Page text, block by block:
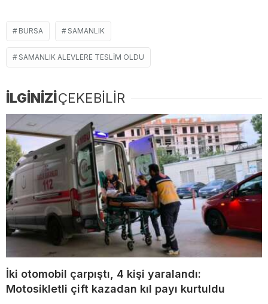
BURSA SAMANLIK
SAMANLIK ALEVLERE TESLIM OLDU
İLGİNİZİÇEKEBİLİR
İki otomobil çarpıştı, 4 kişi yaralandı:
Motosikletli çift kazadan kıl payı kurtuldu